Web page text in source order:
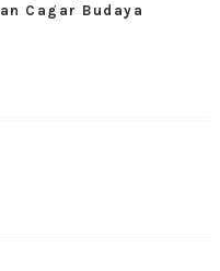
Cagar Budaya